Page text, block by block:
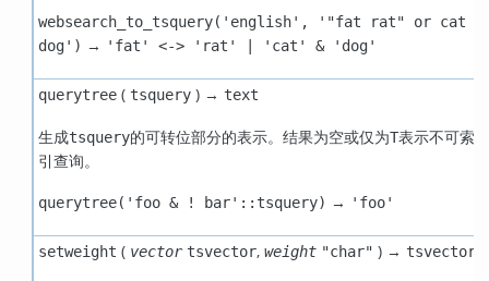
websearch_to_tsquery('english', '"fat rat" or cat
dog') → 'fat' <-> 'rat' | 'cat' & 'dog'
querytree( tsquery) → text
生成tsquery的可转位部分的表示。结果为空或仅为T表示不可索
引查询。
querytree('foo & ! bar'::tsquery) → 'foo'
setweight ( vector tsvector, weight "char" ) → tsvector